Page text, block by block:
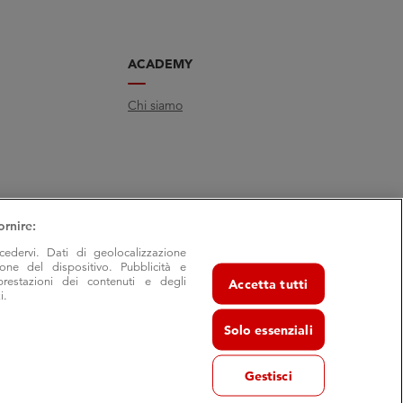
ACADEMY
Chi siamo
29/7- 40055 Castenaso (Bo) - frazione Villanova
Dati di geolocalizzazione
del dispositivo. Pubblicità e
dei contenuti e degli
Accetta tutti
Solo essenziali
Gestisci